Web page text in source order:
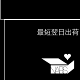
最短翌日出荷